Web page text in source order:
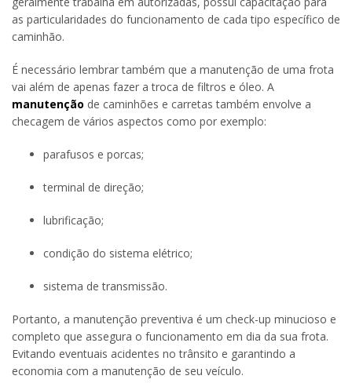
as particularidades do funcionamento de cada tipo específico de
caminhão.
É necessário lembrar também que a manutenção de uma frota
vai além de apenas fazer a troca de filtros e óleo. A
manutenção de caminhões e carretas também envolve a
checagem de vários aspectos como por exemplo:
parafusos e porcas;
terminal de direção;
lubrificação;
condição do sistema elétrico;
sistema de transmissão.
Portanto, a manutenção preventiva é um check-up minucioso e
completo que assegura o funcionamento em dia da sua frota.
Evitando eventuais acidentes no trânsito e garantindo a
economia com a manutenção de seu veículo.